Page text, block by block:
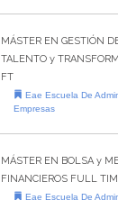
MÁSTER EN GESTIÓN
TALENTO y
FT
Eae Escuela De
Empresas
MÁSTER EN BOLSA y
FINANCIEROS FULL
Eae Escuela De